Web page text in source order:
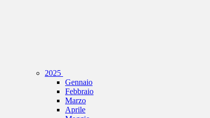
2025
Gennaio
Febbraio
Marzo
Aprile